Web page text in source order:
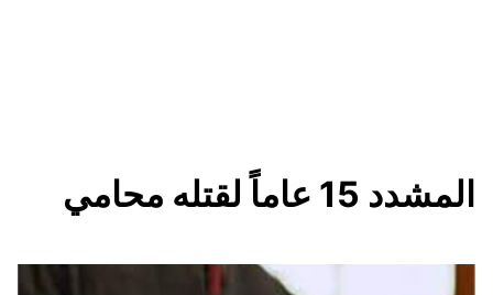
المشدد 15 عاماً لقتله محامي